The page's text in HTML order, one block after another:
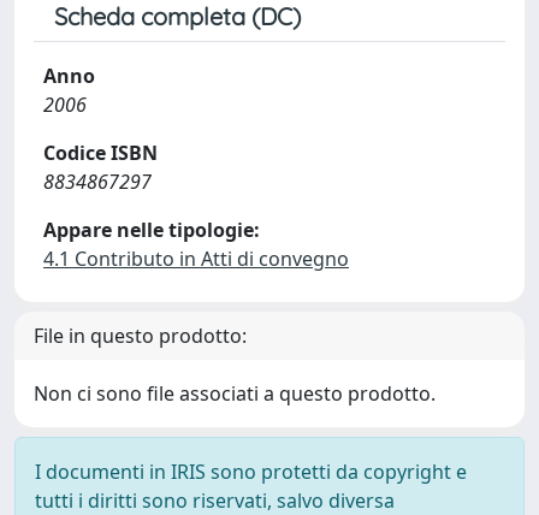
Scheda completa (DC)
Anno
2006
Codice ISBN
8834867297
Appare nelle tipologie:
4.1 Contributo in Atti di convegno
File in questo prodotto:
Non ci sono file associati a questo prodotto.
I documenti in IRIS sono protetti da copyright e
tutti i diritti sono riservati, salvo diversa